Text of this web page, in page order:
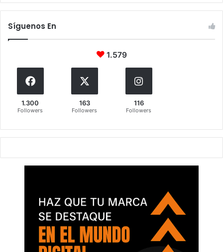
Síguenos En
1.579
1.300
Followers
163
Followers
116
Followers